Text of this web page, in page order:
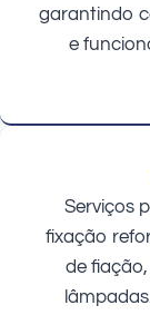
garantindo
e
Serviços
fixação
de